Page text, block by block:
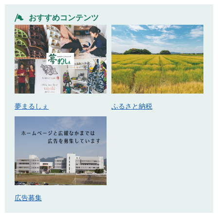
おすすめコンテンツ
夢まるしぇ ふるさと納税
広告募集